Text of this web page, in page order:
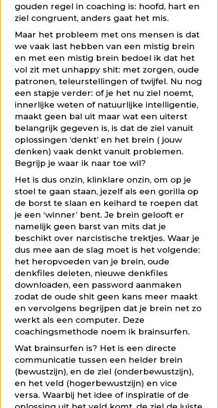
gouden regel in coaching is: hoofd, hart en
ziel congruent, anders gaat het mis.
Maar het probleem met ons mensen is dat
we vaak last hebben van een mistig brein
en met een mistig brein bedoel ik dat het
vol zit met unhappy shit: met zorgen, oude
patronen, teleurstellingen of twijfel. Nu nog
een stapje verder: of je het nu ziel noemt,
innerlijke weten of natuurlijke intelligentie,
maakt geen bal uit maar wat een uiterst
belangrijk gegeven is, is dat de ziel vanuit
oplossingen ‘denkt’ en het brein ( jouw
denken) vaak denkt vanuit problemen.
Begrijp je waar ik naar toe wil?
Het is dus onzin, klinklare onzin, om op je
stoel te gaan staan, jezelf als een gorilla op
de borst te slaan en keihard te roepen dat
je een ‘winner’ bent. Je brein gelooft er
namelijk geen barst van mits dat je
beschikt over narcistische trektjes. Waar je
dus mee aan de slag moet is het volgende:
het heropvoeden van je brein, oude
denkfiles deleten, nieuwe denkfiles
downloaden, een password aanmaken
zodat de oude shit geen kans meer maakt
en vervolgens begrijpen dat je brein net zo
werkt als een computer. Deze
coachingsmethode noem ik brainsurfen.
Wat brainsurfen is? Het is een directe
communicatie tussen een helder brein
(bewustzijn), en de ziel (onderbewustzijn),
en het veld (hogerbewustzijn) en vice
versa. Waarbij het idee of inspiratie of de